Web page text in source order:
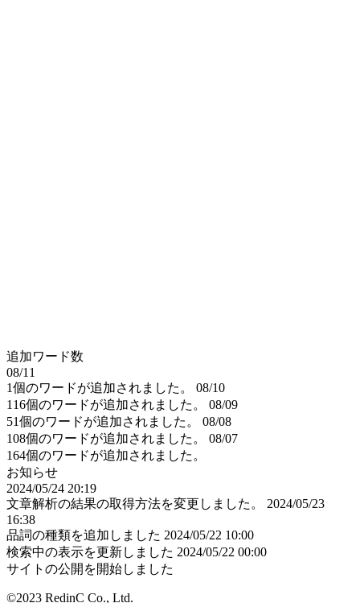
追加ワード数
08/11
1個のワードが追加されました。
08/10
116個のワードが追加されました。
08/09
51個のワードが追加されました。
08/08
108個のワードが追加されました。
08/07
164個のワードが追加されました。
お知らせ
2024/05/24 20:19
文章解析の結果の取得方法を変更しました。
2024/05/23
16:38
品詞の種類を追加しました 2024/05/22 10:00
検索中の表示を更新しました 2024/05/22 00:00
サイトの公開を開始しました
©2023 RedinC Co., Ltd.